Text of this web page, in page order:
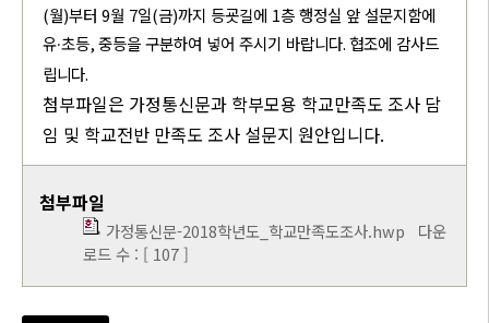
(월)부터 9월 7일(금)까지 등굣길에 1층 행정실 앞 설문지함에
유·초등,중등을 구분하여 넣어 주시기 바랍니다.협조에 감사드
립니다.
첨부파일은 가정통신문과 학부모용 학교만족도 조사 담
임 및 학교전반 만족도 조사 설문지 원안입니다.
첨부파일
가정통신문-2018학년도_학교만족도조사.hwp 다운
로드 수 : [ 107 ]